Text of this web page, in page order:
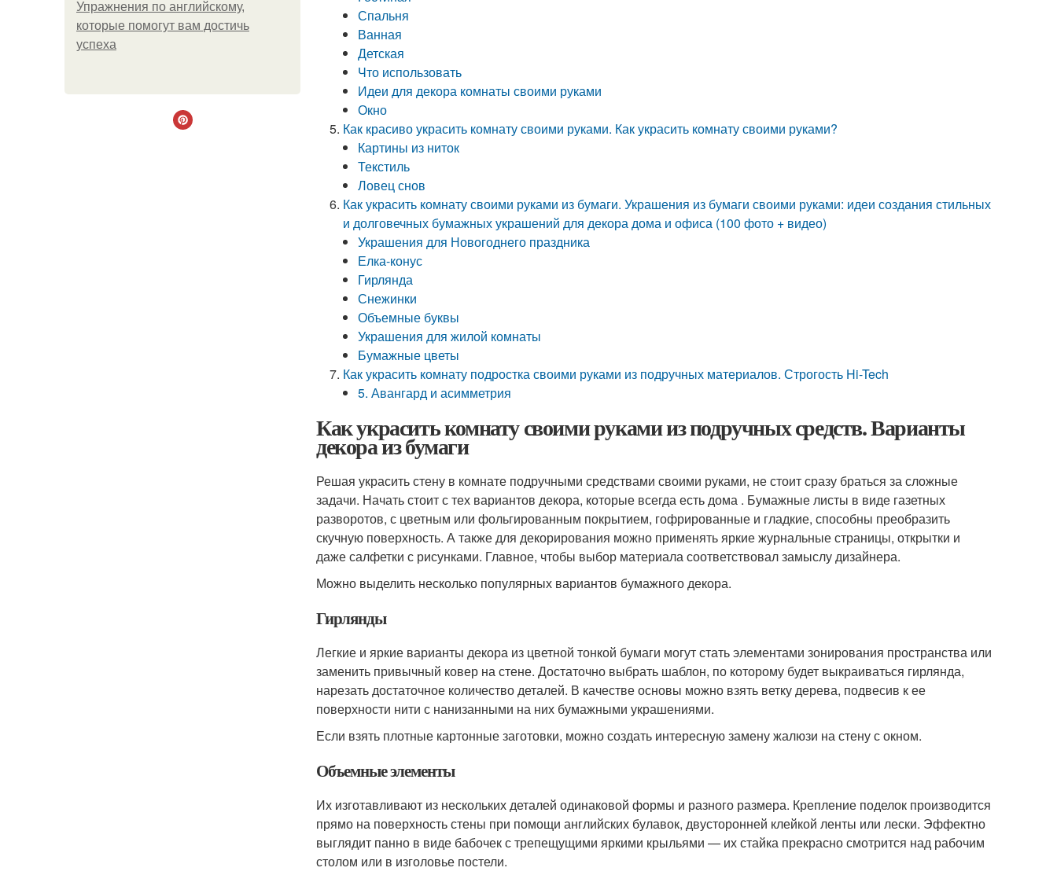
Упражнения по английскому,
которые помогут вам достичь
успеха
Спальня
Ванная
Детская
Что использовать
Идеи для декора комнаты своими руками
Окно
Как красиво украсить комнату своими руками. Как украсить комнату своими руками?
Картины из ниток
Текстиль
Ловец снов
Как украсить комнату своими руками из бумаги. Украшения из бумаги своими руками: идеи создания стильных
и долговечных бумажных украшений для декора дома и офиса (100 фото + видео)
Украшения для Новогоднего праздника
Елка-конус
Гирлянда
Снежинки
Объемные буквы
Украшения для жилой комнаты
Бумажные цветы
Как украсить комнату подростка своими руками из подручных материалов. Строгость Hi-Tech
5. Авангард и асимметрия
Как украсить комнату своими руками из подручных средств. Варианты
декора из бумаги
Решая украсить стену в комнате подручными средствами своими руками, не стоит сразу браться за сложные
задачи. Начать стоит с тех вариантов декора, которые всегда есть дома . Бумажные листы в виде газетных
разворотов, с цветным или фольгированным покрытием, гофрированные и гладкие, способны преобразить
скучную поверхность. А также для декорирования можно применять яркие журнальные страницы, открытки и
даже салфетки с рисунками. Главное, чтобы выбор материала соответствовал замыслу дизайнера.
Можно выделить несколько популярных вариантов бумажного декора.
Гирлянды
Легкие и яркие варианты декора из цветной тонкой бумаги могут стать элементами зонирования пространства или
заменить привычный ковер на стене. Достаточно выбрать шаблон, по которому будет выкраиваться гирлянда,
нарезать достаточное количество деталей. В качестве основы можно взять ветку дерева, подвесив к ее
поверхности нити с нанизанными на них бумажными украшениями.
Если взять плотные картонные заготовки, можно создать интересную замену жалюзи на стену с окном.
Объемные элементы
Их изготавливают из нескольких деталей одинаковой формы и разного размера. Крепление поделок производится
прямо на поверхность стены при помощи английских булавок, двусторонней клейкой ленты или лески. Эффектно
выглядит панно в виде бабочек с трепещущими яркими крыльями — их стайка прекрасно смотрится над рабочим
столом или в изголовье постели.